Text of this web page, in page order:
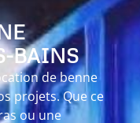
BAINS
de benne
projets. Que ce
ou une